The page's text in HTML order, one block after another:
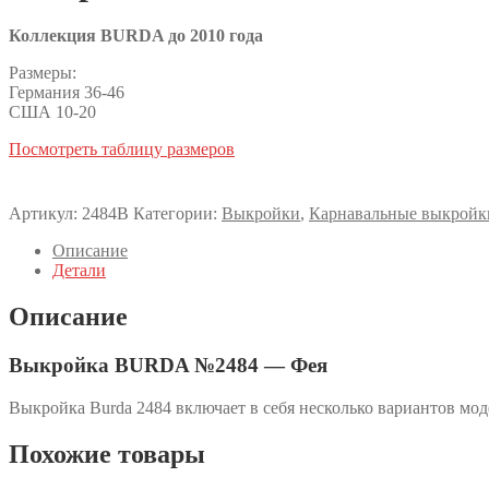
Коллекция BURDA до 2010 года
Размеры:
Германия 36-46
США 10-20
Посмотреть таблицу размеров
Артикул: 2484B Категории: Выкройки, Карнавальные
Описание
Детали
Описание
Выкройка BURDA №2484 — Фея
Выкройка Burda 2484 включает в себя несколько вариантов
Похожие товары